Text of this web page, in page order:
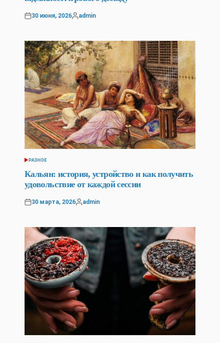
Posted
30 июня, 2026
Posted
admin
POSTED
IN
РАЗНОЕ
Кальян: история, устройство и как получить
удовольствие от каждой сессии
Posted
30 марта, 2026
Posted
admin